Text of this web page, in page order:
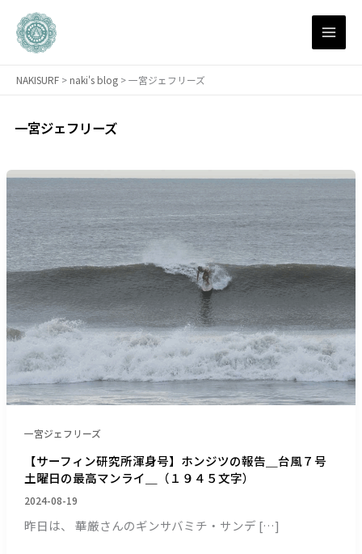
NAKISURF > naki's blog >一宮ジェフリーズ
一宮ジェフリーズ
一宮ジェフリーズ
【サーフィン研究所渾身号】ホンジツの報告＿台風７号
土曜日の最高マンライ＿（１９４５文字）
2024-08-19
昨日は、 華厳さんのギンサバミチ・サンデ […]
【サ
ー
フ
ィ
ン
研
究
所
渾
号】
ホ
ン
ツ
の
報
告
台